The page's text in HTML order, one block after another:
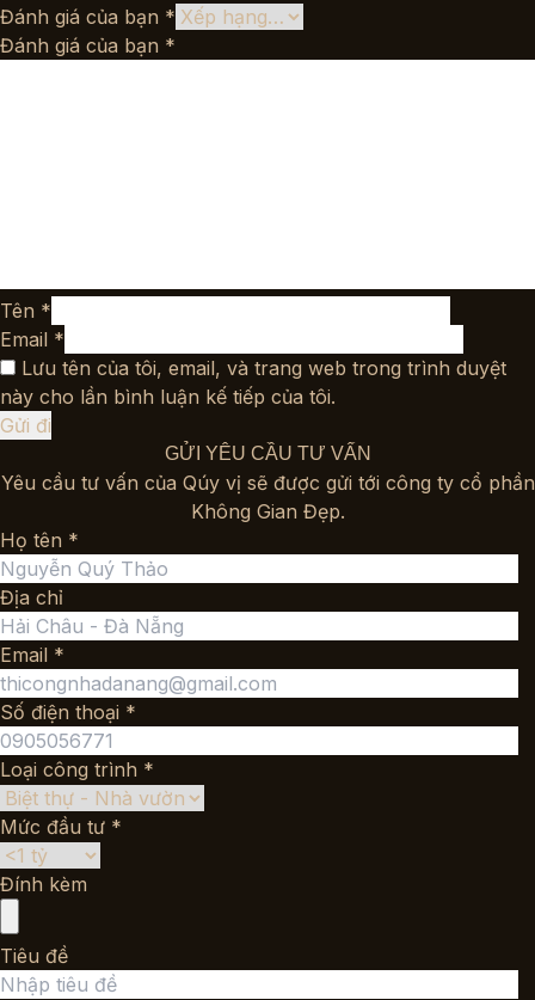
Đánh giá của bạn *
Đánh giá của bạn *
Tên *
Email *
Lưu tên của tôi, email, và trang web trong trình duyệt
này cho lần bình luận kế tiếp của tôi.
GỬI YÊU CẦU TƯ VẤN
Yêu cầu tư vấn của Qúy vị sẽ được gửi tới công ty cổ phần
Không Gian Đẹp.
Họ tên *
Địa chỉ
Email *
Số điện thoại *
Loại công trình *
Mức đầu tư *
Đính kèm
Tiêu đề